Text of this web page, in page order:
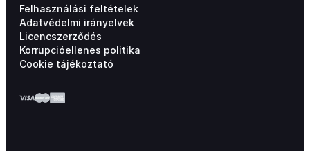
Felhasználási feltételek
Adatvédelmi irányelvek
Licencszerződés
Korrupcióellenes politika
Cookie tájékoztató